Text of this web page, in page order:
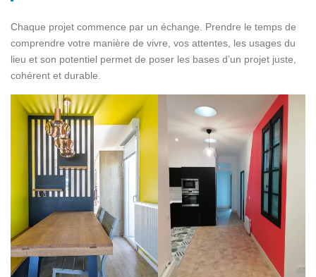
Chaque projet commence par un échange. Prendre le temps de
comprendre votre manière de vivre, vos attentes, les usages du
lieu et son potentiel permet de poser les bases d’un projet juste,
cohérent et durable.